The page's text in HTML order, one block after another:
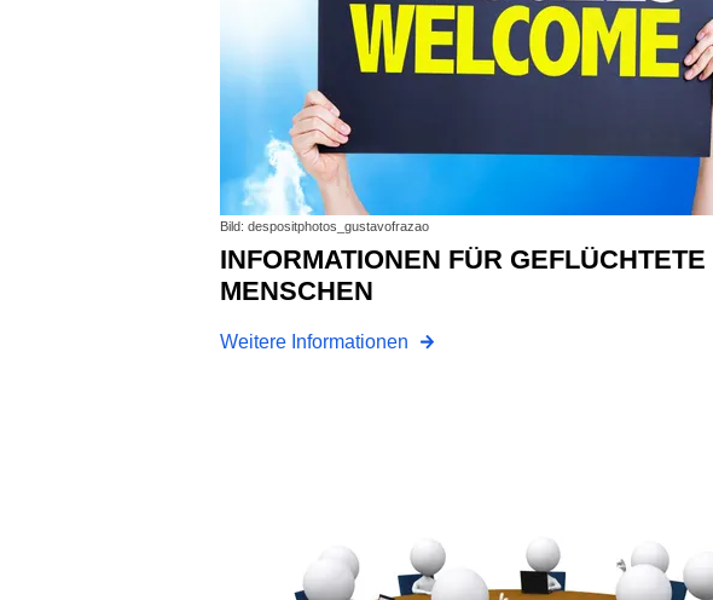
Bild: despositphotos_gustavofrazao
INFORMATIONEN FÜR GEFLÜCHTETE
MENSCHEN
Weitere Informationen